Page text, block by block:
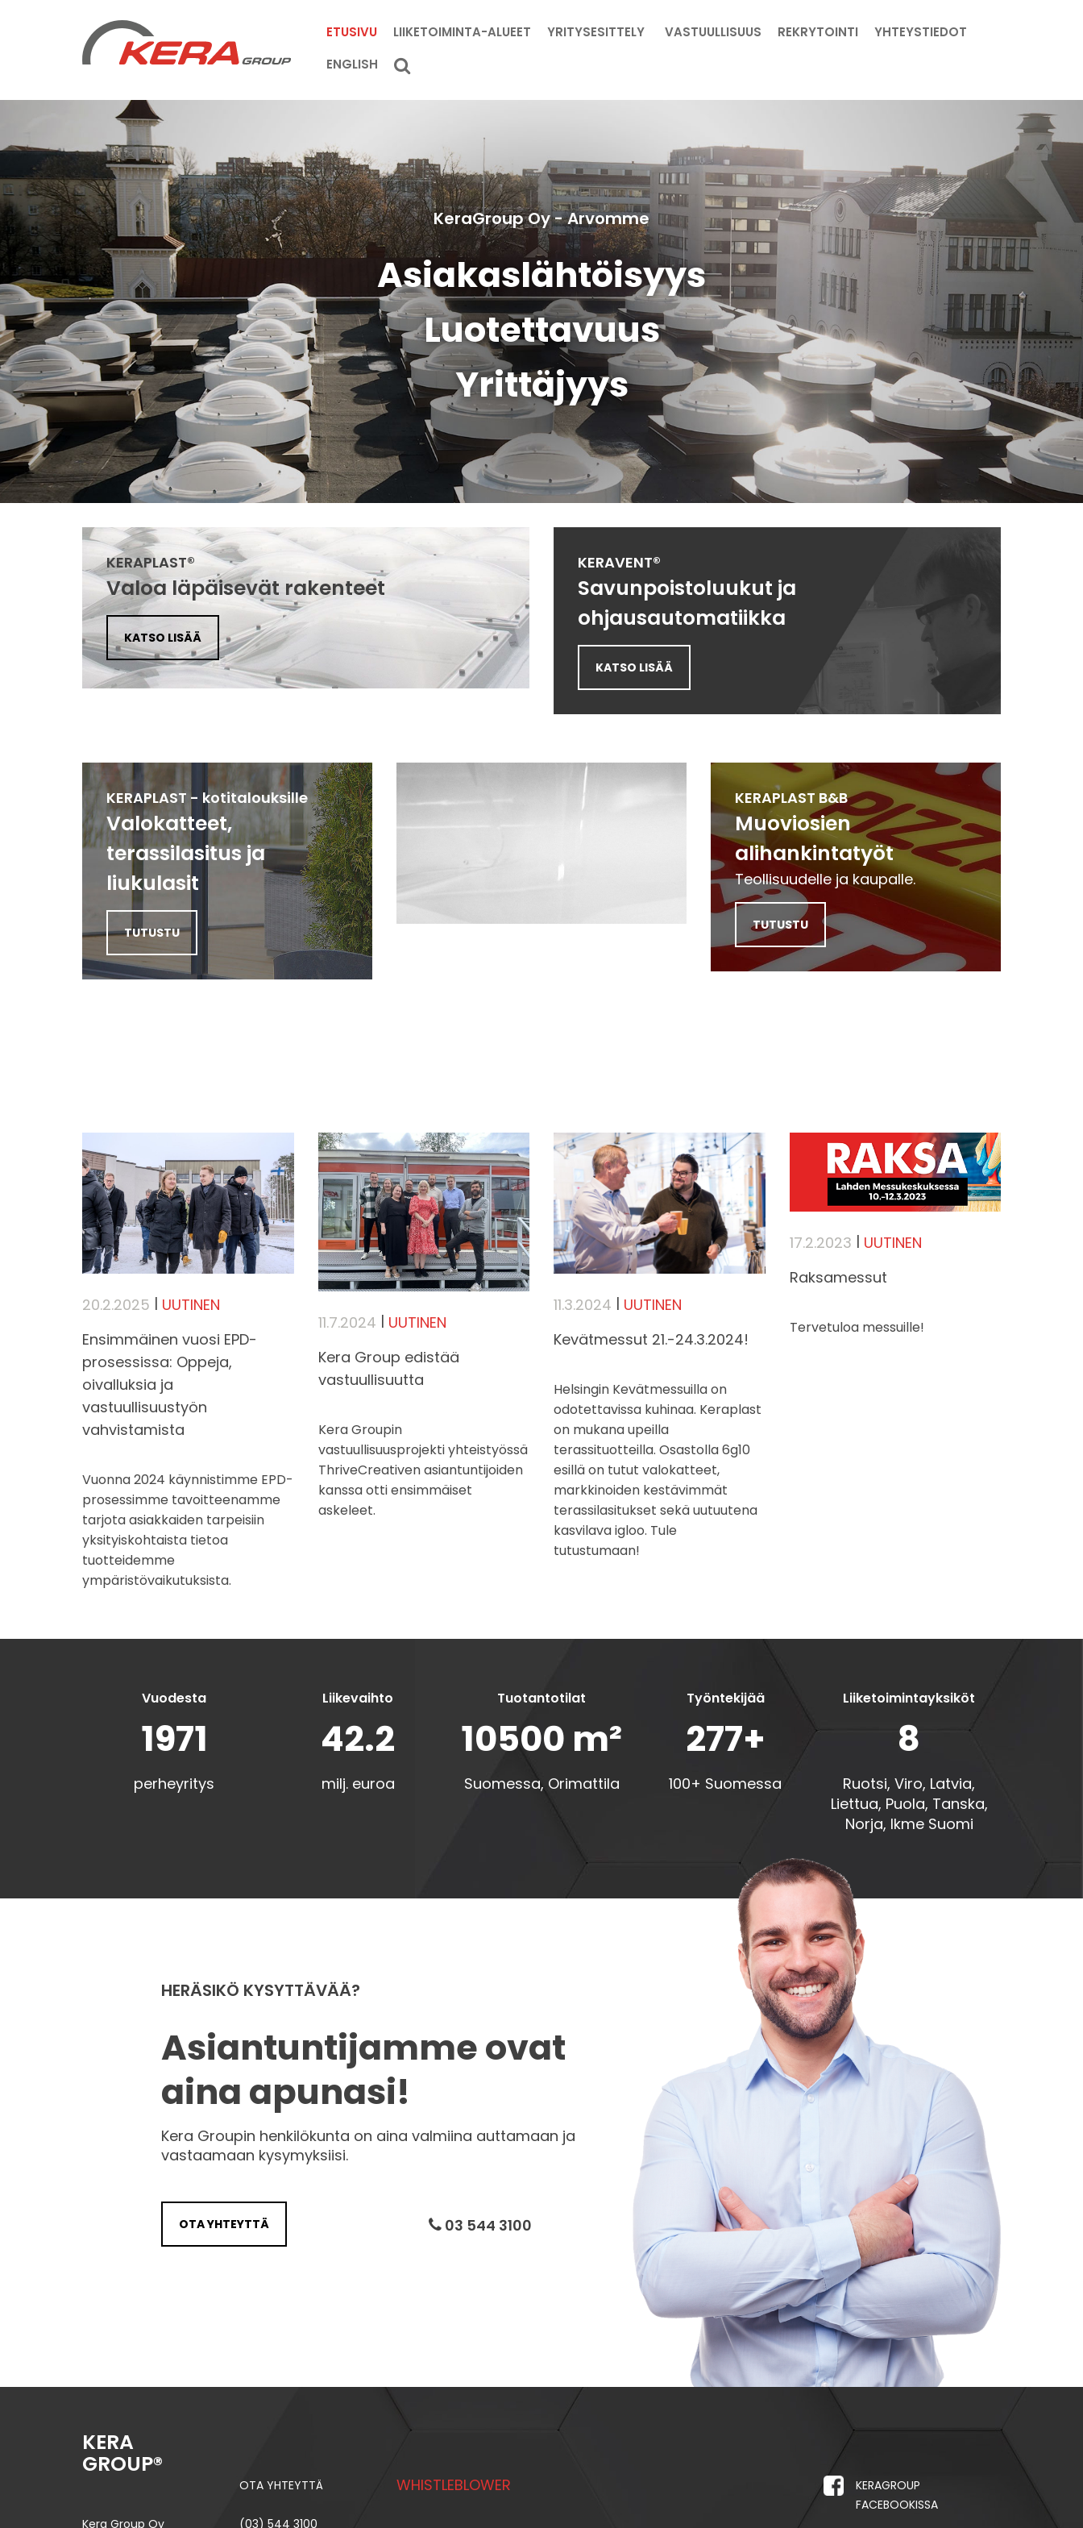
ETUSIVU LIIKETOIMINTA-ALUEET YRITYSESITTELY VASTUULLISUUS REKRYTOINTI
YHTEYSTIEDOT
ENGLISH
KeraGroup Oy - Arvomme
Asiakaslähtöisyys
Luotettavuus
Yrittäjyys
KERAPLAST®
Valoa läpäisevät rakenteet
KATSO LISÄÄ
KERAVENT®
Savunpoistoluukut ja
ohjausautomatiikka
KATSO LISÄÄ
KERAPLAST - kotitalouksille
Valokatteet,
terassilasitus ja
liukulasit
TUTUSTU
KERAPLAST B&B
Muoviosien
alihankintatyöt
Teollisuudelle ja kaupalle.
TUTUSTU
20.2.2025 | UUTINEN
Ensimmäinen vuosi EPD-
prosessissa: Oppeja,
oivalluksia ja
vastuullisuustyön
vahvistamista
Vuonna 2024 käynnistimme EPD-
prosessimme tavoitteenamme
tarjota asiakkaiden tarpeisiin
yksityiskohtaista tietoa
tuotteidemme
ympäristövaikutuksista.
11.7.2024 | UUTINEN
Kera Group edistää
vastuullisuutta
Kera Groupin
vastuullisuusprojekti yhteistyössä
ThriveCreativen asiantuntijoiden
kanssa otti ensimmäiset
askeleet.
11.3.2024 | UUTINEN
Kevätmessut 21.-24.3.2024!
Helsingin Kevätmessuilla on
odotettavissa kuhinaa. Keraplast
on mukana upeilla
terassituotteilla. Osastolla 6g10
esillä on tutut valokatteet,
markkinoiden kestävimmät
terassilasitukset sekä uutuutena
kasvilava igloo. Tule
tutustumaan!
17.2.2023 | UUTINEN
Raksamessut
Tervetuloa messuille!
Vuodesta
1971
perheyritys
Liikevaihto
42.2
milj. euroa
Tuotantotilat
10500 m²
Suomessa, Orimattila
Työntekijää
277+
100+ Suomessa
Liiketoimintayksiköt
8
Ruotsi, Viro, Latvia,
Liettua, Puola, Tanska,
Norja, Ikme Suomi
HERÄSIKÖ KYSYTTÄVÄÄ?
Asiantunti­jamme ovat
aina apunasi!
Kera Groupin henkilökunta on aina valmiina auttamaan ja
vastaamaan kysymyksiisi.
OTA YHTEYTTÄ 03 544 3100
KERA
GROUP®
Kera Group Oy
OTA YHTEYTTÄ
(03) 544 3100
WHISTLEBLOWER
KERAGROUP
FACEBOOKISSA